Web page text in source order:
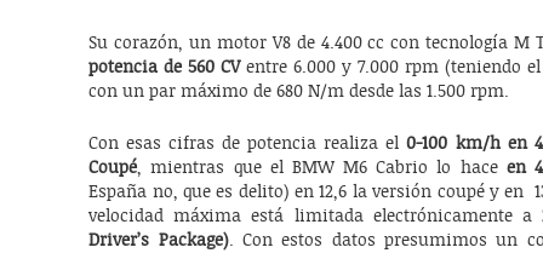
Su corazón, un motor V8 de 4.400 cc con tecnología
potencia de 560 CVentre 6.000 y 7.000 rpm (teniendo
con un par máximo de 680 N/m desde las 1.500 rpm.
Con esas cifras de potencia realiza el 0-100 km/h en
Coupé, mientras que el BMW M6 Cabrio lo haceen
España no, que es delito) en 12,6 la versión coupé y en
velocidad máxima está limitada electrónicamente a
Driver’s Package). Con estos datos presumimos un